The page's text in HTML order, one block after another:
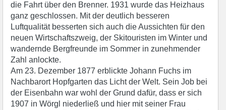
die Fahrt über den Brenner. 1931 wurde das Heizhaus
ganz geschlossen. Mit der deutlich besseren
Luftqualität besserten sich auch die Aussichten für den
neuen Wirtschaftszweig, der Skitouristen im Winter und
wandernde Bergfreunde im Sommer in zunehmender
Zahl anlockte.
Am 23. Dezember 1877 erblickte Johann Fuchs im
Nachbarort Hopfgarten das Licht der Welt. Sein Job bei
der Eisenbahn war wohl der Grund dafür, dass er sich
1907 in Wörgl niederließ und hier mit seiner Frau